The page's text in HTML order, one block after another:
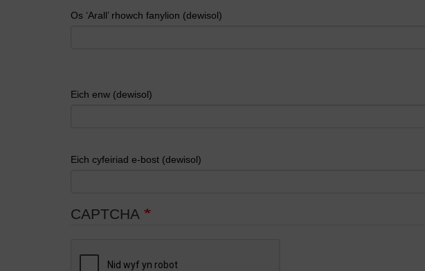
Os ‘Arall’ rhowch fanylion (dewisol)
Eich enw (dewisol)
Eich cyfeiriad e-bost (dewisol)
CAPTCHA